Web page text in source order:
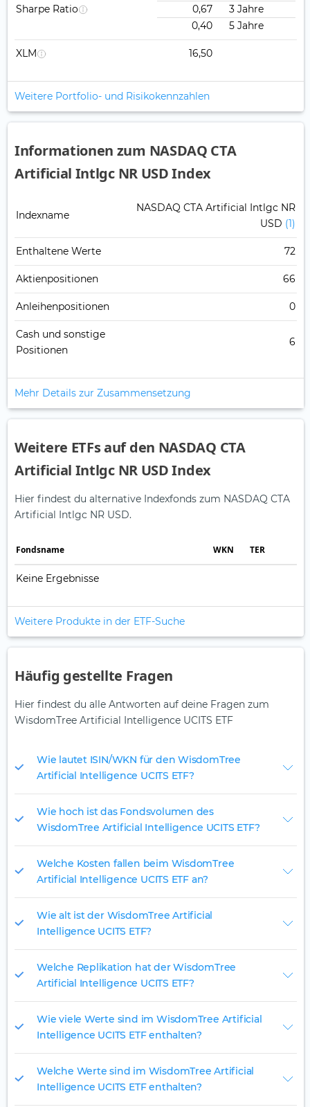
Sharpe Ratio
0,67
3 Jahre
0,40
5 Jahre
XLM 16,50
Weitere Portfolio- und Risikokennzahlen
Informationen zum NASDAQ CTA
Artificial Intlgc NR USD Index
Indexname
NASDAQ CTA Artificial Intlgc NR
USD (1)
Enthaltene Werte 72
Aktienpositionen 66
Anleihenpositionen 0
Cash und sonstige
Positionen
6
Mehr Details zur Zusammensetzung
Weitere ETFs auf den NASDAQ CTA
Artificial Intlgc NR USD Index
Hier findest du alternative Indexfonds zum NASDAQ CTA
Artificial Intlgc NR USD.
Fonds­name WKN TER
Keine Ergebnisse
Weitere Produkte in der ETF-Suche
Häufig gestellte Fragen
Hier findest du alle Antworten auf deine Fragen zum
WisdomTree Artificial Intelligence UCITS ETF
Wie lautet ISIN/WKN für den WisdomTree
Artificial Intelligence UCITS ETF?
Wie hoch ist das Fondsvolumen des
WisdomTree Artificial Intelligence UCITS ETF?
Welche Kosten fallen beim WisdomTree
Artificial Intelligence UCITS ETF an?
Wie alt ist der WisdomTree Artificial
Intelligence UCITS ETF?
Welche Replikation hat der WisdomTree
Artificial Intelligence UCITS ETF?
Wie viele Werte sind im WisdomTree Artificial
Intelligence UCITS ETF enthalten?
Welche Werte sind im WisdomTree Artificial
Intelligence UCITS ETF enthalten?